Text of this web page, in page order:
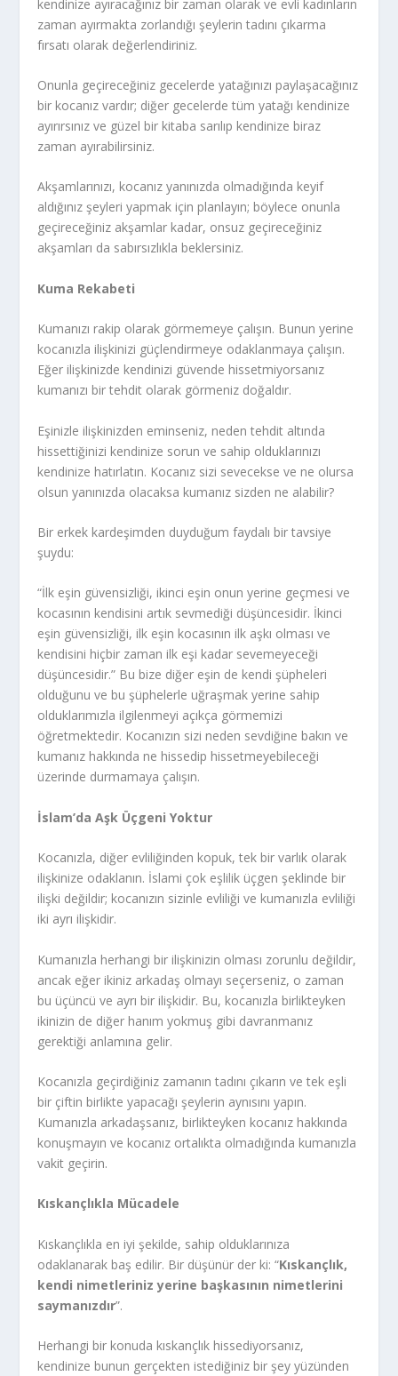
kendinize ayıracağınız bir zaman olarak ve evli kadınların
zaman ayırmakta zorlandığı şeylerin tadını çıkarma
fırsatı olarak değerlendiriniz.
Onunla geçireceğiniz gecelerde yatağınızı paylaşacağınız
bir kocanız vardır; diğer gecelerde tüm yatağı kendinize
ayırırsınız ve güzel bir kitaba sarılıp kendinize biraz
zaman ayırabilirsiniz.
Akşamlarınızı, kocanız yanınızda olmadığında keyif
aldığınız şeyleri yapmak için planlayın; böylece onunla
geçireceğiniz akşamlar kadar, onsuz geçireceğiniz
akşamları da sabırsızlıkla beklersiniz.
Kuma Rekabeti
Kumanızı rakip olarak görmemeye çalışın. Bunun yerine
kocanızla ilişkinizi güçlendirmeye odaklanmaya çalışın.
Eğer ilişkinizde kendinizi güvende hissetmiyorsanız
kumanızı bir tehdit olarak görmeniz doğaldır.
Eşinizle ilişkinizden eminseniz, neden tehdit altında
hissettiğinizi kendinize sorun ve sahip olduklarınızı
kendinize hatırlatın. Kocanız sizi sevecekse ve ne olursa
olsun yanınızda olacaksa kumanız sizden ne alabilir?
Bir erkek kardeşimden duyduğum faydalı bir tavsiye
şuydu:
“İlk eşin güvensizliği, ikinci eşin onun yerine geçmesi ve
kocasının kendisini artık sevmediği düşüncesidir. İkinci
eşin güvensizliği, ilk eşin kocasının ilk aşkı olması ve
kendisini hiçbir zaman ilk eşi kadar sevemeyeceği
düşüncesidir.” Bu bize diğer eşin de kendi şüpheleri
olduğunu ve bu şüphelerle uğraşmak yerine sahip
olduklarımızla ilgilenmeyi açıkça görmemizi
öğretmektedir. Kocanızın sizi neden sevdiğine bakın ve
kumanız hakkında ne hissedip hissetmeyebileceği
üzerinde durmamaya çalışın.
İslam’da Aşk Üçgeni Yoktur
Kocanızla, diğer evliliğinden kopuk, tek bir varlık olarak
ilişkinize odaklanın. İslami çok eşlilik üçgen şeklinde bir
ilişki değildir; kocanızın sizinle evliliği ve kumanızla evliliği
iki ayrı ilişkidir.
Kumanızla herhangi bir ilişkinizin olması zorunlu değildir,
ancak eğer ikiniz arkadaş olmayı seçerseniz, o zaman
bu üçüncü ve ayrı bir ilişkidir. Bu, kocanızla birlikteyken
ikinizin de diğer hanım yokmuş gibi davranmanız
gerektiği anlamına gelir.
Kocanızla geçirdiğiniz zamanın tadını çıkarın ve tek eşli
bir çiftin birlikte yapacağı şeylerin aynısını yapın.
Kumanızla arkadaşsanız, birlikteyken kocanız hakkında
konuşmayın ve kocanız ortalıkta olmadığında kumanızla
vakit geçirin.
Kıskançlıkla Mücadele
Kıskançlıkla en iyi şekilde, sahip olduklarınıza
odaklanarak baş edilir. Bir düşünür der ki: “Kıskançlık,
kendi nimetleriniz yerine başkasının nimetlerini
saymanızdır”.
Herhangi bir konuda kıskançlık hissediyorsanız,
kendinize bunun gerçekten istediğiniz bir şey yüzünden